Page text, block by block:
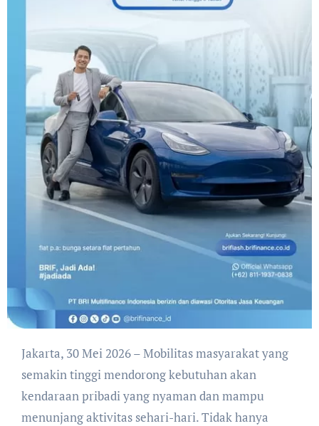
Jakarta, 30 Mei 2026 – Mobilitas masyarakat yang
semakin tinggi mendorong kebutuhan akan
kendaraan pribadi yang nyaman dan mampu
menunjang aktivitas sehari-hari. Tidak hanya